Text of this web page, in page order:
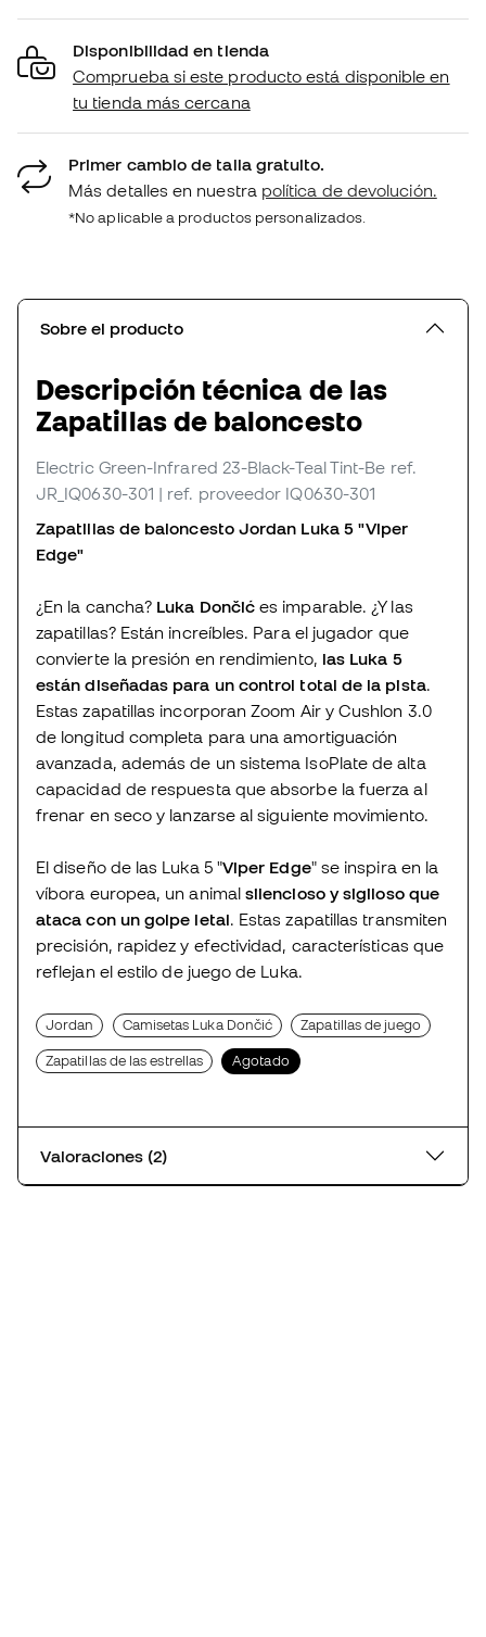
Disponibilidad en tienda
Comprueba si este producto está disponible en
tu tienda más cercana
Primer cambio de talla gratuito.
Más detalles en nuestra política de devolución.
*No aplicable a productos personalizados.
Sobre el producto
Descripción técnica de las
Zapatillas de baloncesto
Electric Green-Infrared 23-Black-Teal Tint-Be ref.
JR_IQ0630-301 | ref. proveedor IQ0630-301
Zapatillas de baloncesto Jordan Luka 5 "Viper
Edge"
¿En la cancha? Luka Dončić es imparable. ¿Y las
zapatillas? Están increíbles. Para el jugador que
convierte la presión en rendimiento, las Luka 5
están diseñadas para un control total de la pista.
Estas zapatillas incorporan Zoom Air y Cushlon 3.0
de longitud completa para una amortiguación
avanzada, además de un sistema IsoPlate de alta
capacidad de respuesta que absorbe la fuerza al
frenar en seco y lanzarse al siguiente movimiento.
El diseño de las Luka 5 "Viper Edge" se inspira en la
víbora europea, un animalsilencioso y sigiloso que
ataca con un golpe letal. Estas zapatillas transmiten
precisión, rapidez y efectividad, características que
reflejan el estilo de juego de Luka.
Jordan Camisetas Luka Dončić Zapatillas de juego
Zapatillas de las estrellas Agotado
Valoraciones (2)